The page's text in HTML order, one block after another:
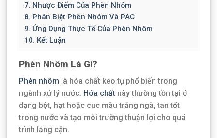
7. Nhược Điểm Của Phèn Nhôm
8. Phân Biệt Phèn Nhôm Và PAC
9. Ứng Dụng Thực Tế Của Phèn Nhôm
10. Kết Luận
Phèn Nhôm Là Gì?
Phèn nhôm là hóa chất keo tụ phổ biến trong
ngành xử lý nước. Hóa chất này thường tồn tại ở
dạng bột, hạt hoặc cục màu trắng ngà, tan tốt
trong nước và tạo môi trường thuận lợi cho quá
trình lắng cặn.